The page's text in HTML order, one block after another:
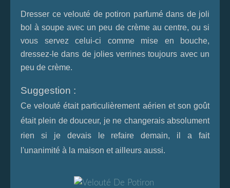
Dresser ce velouté de potiron parfumé dans de joli
bol à soupe avec un peu de crème au centre, ou si
vous servez celui-ci comme mise en bouche,
dressez-le dans de jolies verrines toujours avec un
peu de crème.
Suggestion :
Ce velouté était particulièrement aérien et son goût
était plein de douceur, je ne changerais absolument
rien si je devais le refaire demain, il a fait
l'unanimité à la maison et ailleurs aussi.